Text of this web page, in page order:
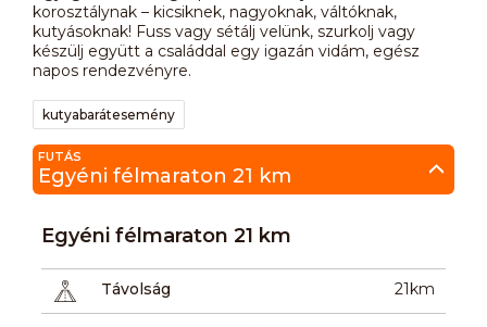
korosztálynak – kicsiknek, nagyoknak, váltóknak,
kutyásoknak! Fuss vagy sétálj velünk, szurkolj vagy
készülj együtt a családdal egy igazán vidám, egész
napos rendezvényre.
kutyabarátesemény
FUTÁS
Egyéni félmaraton 21 km
Egyéni félmaraton 21 km
Távolság 21km